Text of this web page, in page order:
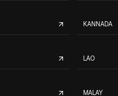
KANNADA
LAO
MALAY